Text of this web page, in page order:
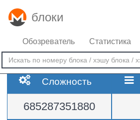
блоки
Обозреватель Статистика
Сложность
685287351880